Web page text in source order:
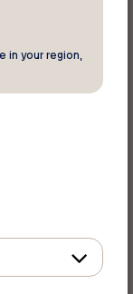
habitation.
MP3
lunettes
sont
in your region,